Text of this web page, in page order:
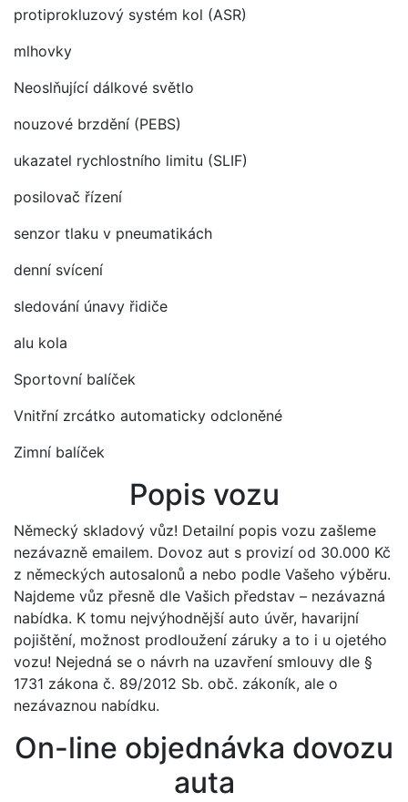
protiprokluzový systém kol (ASR)
mlhovky
Neoslňující dálkové světlo
nouzové brzdění (PEBS)
ukazatel rychlostního limitu (SLIF)
posilovač řízení
senzor tlaku v pneumatikách
denní svícení
sledování únavy řidiče
alu kola
Sportovní balíček
Vnitřní zrcátko automaticky odcloněné
Zimní balíček
Popis vozu
Německý skladový vůz! Detailní popis vozu zašleme
nezávazně emailem. Dovoz aut s provizí od 30.000 Kč
z německých autosalonů a nebo podle Vašeho výběru.
Najdeme vůz přesně dle Vašich představ – nezávazná
nabídka. K tomu nejvýhodnější auto úvěr, havarijní
pojištění, možnost prodloužení záruky a to i u ojetého
vozu! Nejedná se o návrh na uzavření smlouvy dle §
1731 zákona č. 89/2012 Sb. obč. zákoník, ale o
nezávaznou nabídku.
On-line objednávka dovozu
auta